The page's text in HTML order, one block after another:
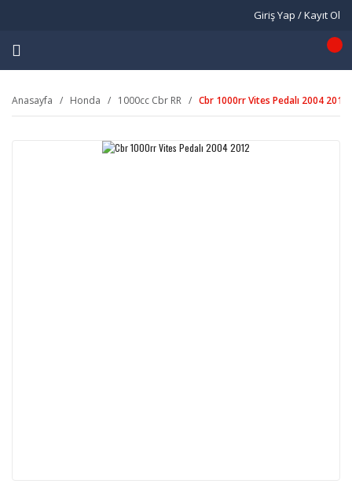
Giriş Yap / Kayıt Ol
Anasayfa Honda 1000cc Cbr RR Cbr 1000rr Vites Pedalı 2004 2012